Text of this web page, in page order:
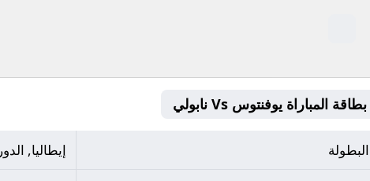
بطاقة المباراة يوفنتوس Vs نابولي
البطولة إيطاليا,